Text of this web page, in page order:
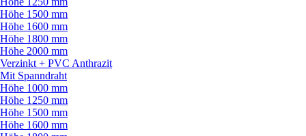
Höhe 1500 mm
Höhe 1600 mm
Höhe 1800 mm
Höhe 2000 mm
Verzinkt + PVC Anthrazit
Mit Spanndraht
Höhe 1000 mm
Höhe 1250 mm
Höhe 1500 mm
Höhe 1600 mm